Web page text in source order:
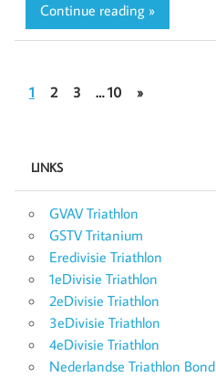
Continue reading »
1 2 3 … 10 »
LINKS
GVAV Triathlon
GSTV Tritanium
Eredivisie Triathlon
1eDivisie Triathlon
2eDivisie Triathlon
3eDivisie Triathlon
4eDivisie Triathlon
Nederlandse Triathlon Bond